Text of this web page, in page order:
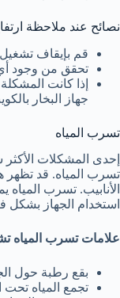
نصائح عند ملاحظة
قم بإيقاف تشغيل
تحقق من وجود أي
إذا كانت
جهاز البخار
تسرب المياه
إحدى المشكلات
تسرب المياه. قد تظهر
الأنابيب. تسرب
استخدام الجهاز بشكل
علامات تسرب المياه
بقع رطبة حول
تجمع المياه تحت